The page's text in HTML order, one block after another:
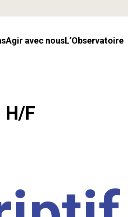
Agir avec nous l’Observatoire
H/F